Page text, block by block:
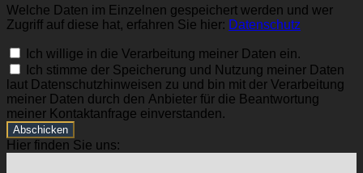
Welche Daten im Einzelnen gespeichert werden und wer
Zugriff auf diese hat, erfahren Sie hier: Datenschutz
Ich willige in die Verarbeitung meiner Daten ein.
Ich stimme der Speicherung und Nutzung meiner Daten
laut Datenschutzhinweisen zu und bin mit der Verarbeitung
meiner Daten durch den Anbieter für die Beantwortung
meiner Kontaktanfrage einverstanden.
Abschicken
Hier finden Sie uns: